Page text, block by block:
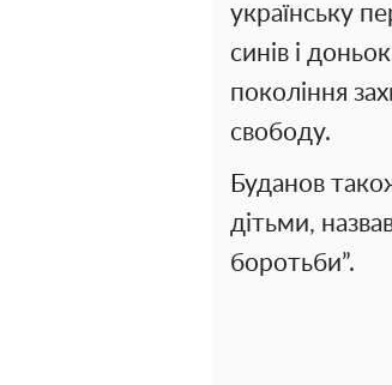
українську
синів і
покоління
свободу.
Буданов
дітьми,
боротьби”.